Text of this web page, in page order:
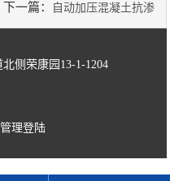
下一篇： 自动加压混凝土抗渗
侧荣康园13-1-1204
管理登陆